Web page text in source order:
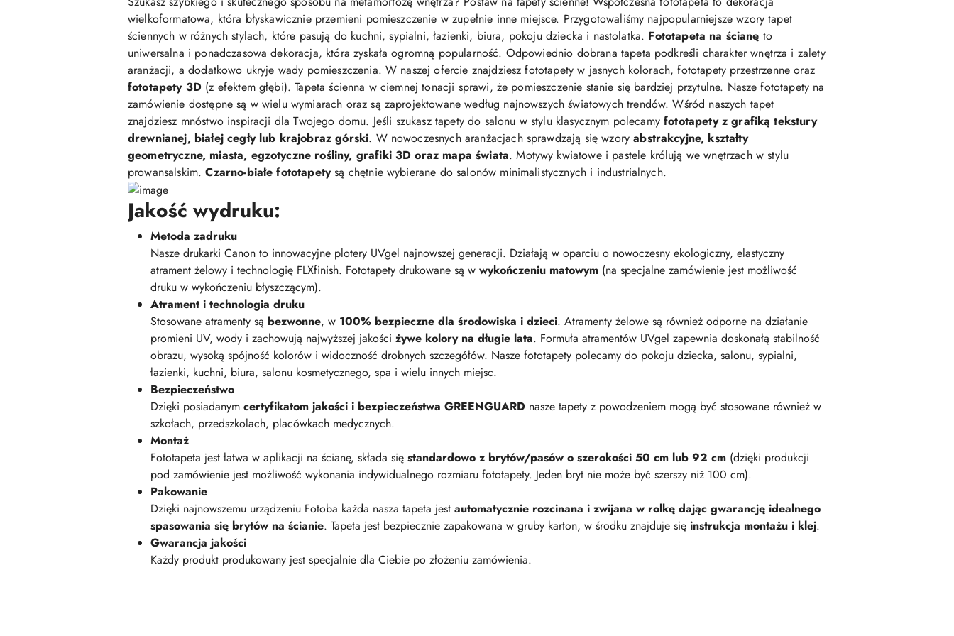
wielkoformatowa, która błyskawicznie przemieni pomieszczenie w zupełnie inne miejsce. Przygotowaliśmy najpopularniejsze wzory tapet
ściennych w różnych stylach, które pasują do kuchni, sypialni, łazienki, biura, pokoju dziecka i nastolatka. Fototapeta na ścianę to
uniwersalna i ponadczasowa dekoracja, która zyskała ogromną popularność. Odpowiednio dobrana tapeta podkreśli charakter wnętrza i zalety
aranżacji, a dodatkowo ukryje wady pomieszczenia. W naszej ofercie znajdziesz fototapety w jasnych kolorach, fototapety przestrzenne oraz
fototapety 3D (z efektem głębi). Tapeta ścienna w ciemnej tonacji sprawi, że pomieszczenie stanie się bardziej przytulne. Nasze fototapety na
zamówienie dostępne są w wielu wymiarach oraz są zaprojektowane według najnowszych światowych trendów. Wśród naszych tapet
znajdziesz mnóstwo inspiracji dla Twojego domu. Jeśli szukasz tapety do salonu w stylu klasycznym polecamyfototapety z grafiką tekstury
drewnianej, białej cegły lub krajobraz górski. W nowoczesnych aranżacjach sprawdzają się wzoryabstrakcyjne, kształty
geometryczne, miasta, egzotyczne rośliny, grafiki 3D oraz mapa świata. Motywy kwiatowe i pastele królują we wnętrzach w stylu
prowansalskim.Czarno-białe fototapetysą chętnie wybierane do salonów minimalistycznych i industrialnych.
Jakość wydruku:
Metoda zadruku
Nasze drukarki Canon to innowacyjne plotery UVgel najnowszej generacji. Działają w oparciu o nowoczesny ekologiczny, elastyczny
atrament żelowy i technologię FLXfinish. Fototapety drukowane są w wykończeniu matowym (na specjalne zamówienie jest możliwość
druku w wykończeniu błyszczącym).
Atrament i technologia druku
Stosowane atramenty są bezwonne, w 100% bezpieczne dla środowiska i dzieci. Atramenty żelowe są również odporne na działanie
promieni UV, wody i zachowują najwyższej jakości żywe kolory na długie lata. Formuła atramentów UVgel zapewnia doskonałą stabilność
obrazu, wysoką spójność kolorów i widoczność drobnych szczegółów. Nasze fototapety polecamy do pokoju dziecka, salonu, sypialni,
łazienki, kuchni, biura, salonu kosmetycznego, spa i wielu innych miejsc.
Bezpieczeństwo
Dzięki posiadanym certyfikatom jakości i bezpieczeństwa GREENGUARD nasze tapety z powodzeniem mogą być stosowane również w
szkołach, przedszkolach, placówkach medycznych.
Montaż
Fototapeta jest łatwa w aplikacji na ścianę, składa się standardowo z brytów/pasów o szerokości 50 cm lub 92 cm (dzięki produkcji
pod zamówienie jest możliwość wykonania indywidualnego rozmiaru fototapety. Jeden bryt nie może być szerszy niż 100 cm).
Pakowanie
Dzięki najnowszemu urządzeniu Fotoba każda nasza tapeta jest automatycznie rozcinana i zwijana w rolkę dając gwarancję idealnego
spasowania się brytów na ścianie. Tapeta jest bezpiecznie zapakowana w gruby karton, w środku znajduje się instrukcja montażu i klej.
Gwarancja jakości
Każdy produkt produkowany jest specjalnie dla Ciebie po złożeniu zamówienia.